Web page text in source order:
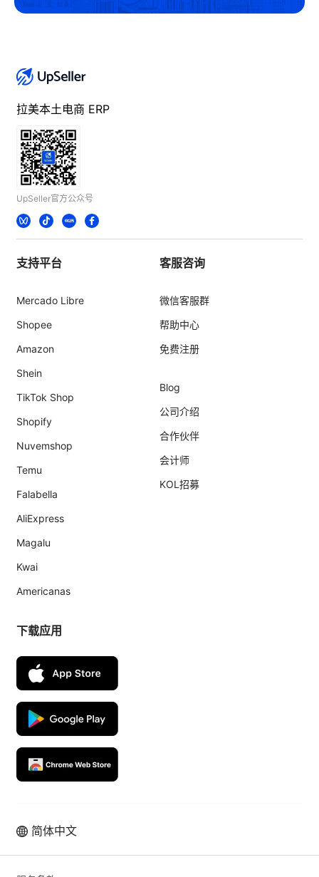
拉美本土电商业绩高速增长，从使用
拉美本土电商 ERP
UpSeller官方公众号
支持平台
Mercado Libre
Shopee
Amazon
Shein
TikTok Shop
Shopify
Nuvemshop
Temu
Falabella
AliExpress
Magalu
Kwai
Americanas
客服咨询
微信客服群
帮助中心
免费注册
Blog
公司介绍
合作伙伴
会计师
KOL招募
下载应用
简体中文